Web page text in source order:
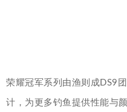
荣耀冠军系列由渔则成DS9
计，为更多钓鱼提供性能与